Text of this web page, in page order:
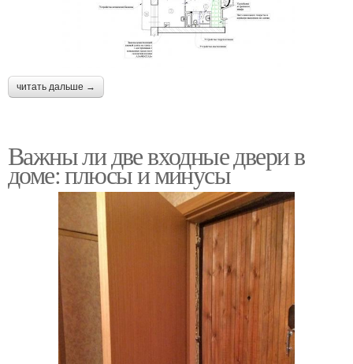
читать дальше →
Важны ли две входные двери в
доме: плюсы и минусы